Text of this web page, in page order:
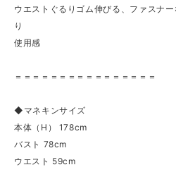
ウエストぐるりゴム伸びる、ファスナ
り
使用感
＝＝＝＝＝＝＝＝＝＝＝＝＝＝＝＝
◆マネキンサイズ
本体（H） 178cm
バスト 78cm
ウエスト 59cm